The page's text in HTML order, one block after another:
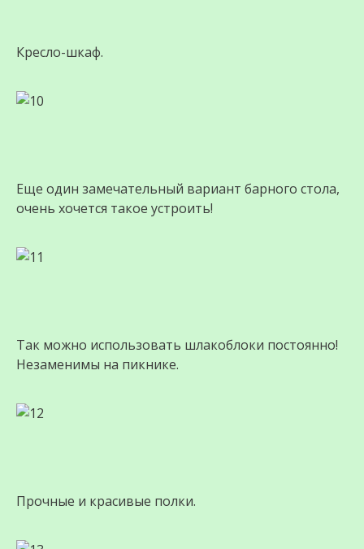
Кресло-шкаф.
Еще один замечательный вариант барного стола,
очень хочется такое устроить!
Так можно использовать шлакоблоки постоянно!
Незаменимы на пикнике.
Прочные и красивые полки.